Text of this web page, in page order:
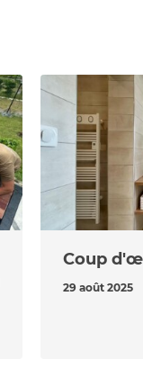
Coup
29 août 2025